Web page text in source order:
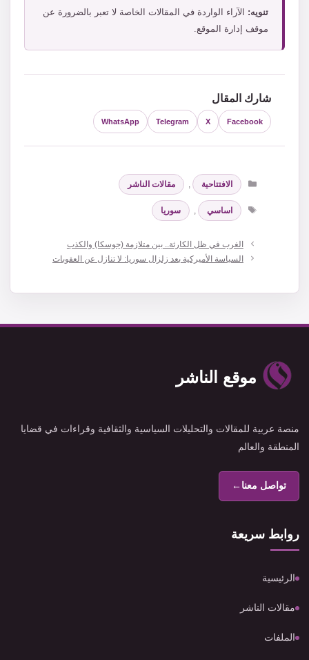
تنويه: الآراء الواردة في المقالات الخاصة لا تعبر بالضرورة عن
موقف إدارة الموقع.
شارك المقال
Facebook
X
Telegram
WhatsApp
التصنيفات
الافتتاحية
مقالات الناشر
الوسوم
اساسي سوريا
الغرب في ظل الكارثة.. بين متلازمة (جوسكا) والكذب
السياسة الأميركية بعد زلزال سوريا: لا تنازل عن العقوبات
موقع الناشر
منصة عربية للمقالات والتحليلات السياسية والثقافية وقراءات في قضايا
المنطقة والعالم
تواصل معنا←
روابط سريعة
الرئيسية
مقالات الناشر
الملفات